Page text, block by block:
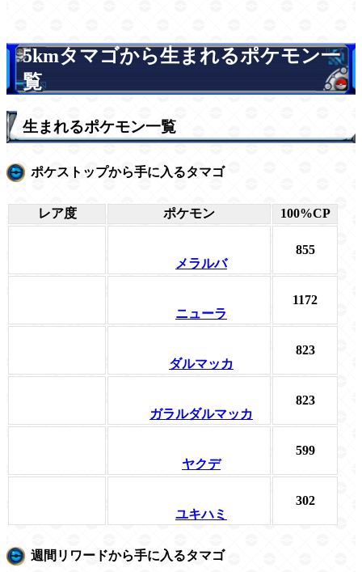
5kmタマゴから生まれるポケモン一
覧
生まれるポケモン一覧
ポケストップから手に入るタマゴ
レア度 ポケモン 100%CP
メラルバ
855
ニューラ
1172
ダルマッカ
823
ガラルダルマッカ
823
ヤクデ
599
ユキハミ
302
週間リワードから手に入るタマゴ